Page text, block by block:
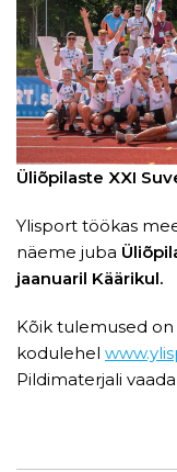
Üliõpilaste XXI
Ylisport töökas
näeme juba
jaanuaril Käärikul.
Kõik tulemused
kodulehel
Pildimaterjali